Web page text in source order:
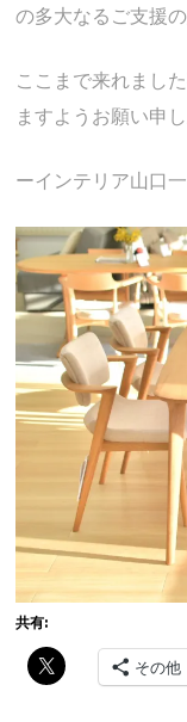
の多大なるご支援
ここまで来れまし
ますようお願い申し
ーインテリア山口
共有:
その他